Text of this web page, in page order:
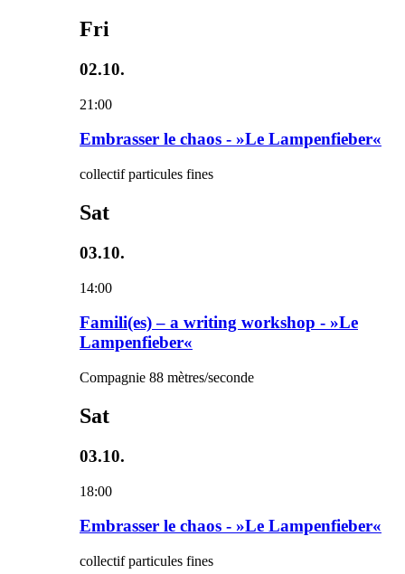
Fri
02.10.
21:00
Embrasser le chaos - »Le Lampenfieber«
collectif particules fines
Sat
03.10.
14:00
Famili(es) – a writing workshop - »Le
Lampenfieber«
Compagnie 88 mètres/seconde
Sat
03.10.
18:00
Embrasser le chaos - »Le Lampenfieber«
collectif particules fines